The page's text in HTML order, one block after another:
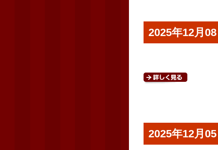
2025年12月
2025年12月